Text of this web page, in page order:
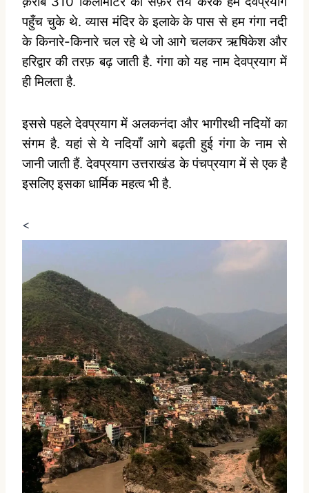
पहुँच चुके थे. व्यास मंदिर के इलाके के पास से हम गंगा नदी
के किनारे-किनारे चल रहे थे जो आगे चलकर ऋषिकेश और
हरिद्वार की तरफ़ बढ़ जाती है. गंगा को यह नाम देवप्रयाग में
ही मिलता है.
इससे पहले देवप्रयाग में अलकनंदा और भागीरथी नदियों का
संगम है. यहां से ये नदियाँ आगे बढ़ती हुई गंगा के नाम से
जानी जाती हैं. देवप्रयाग उत्तराखंड के पंचप्रयाग में से एक है
इसलिए इसका धार्मिक महत्व भी है.
<